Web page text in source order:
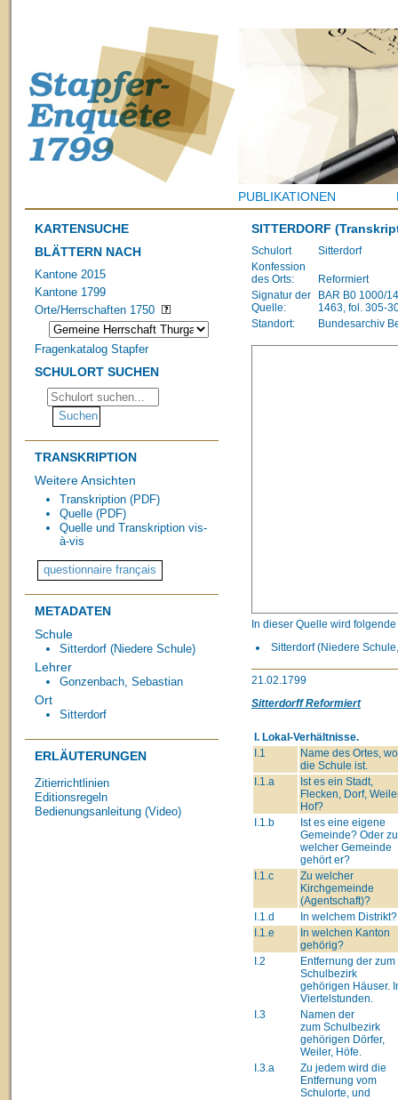
PUBLIKATIONEN
KARTENSUCHE
BLÄTTERN NACH
Kantone 2015
Kantone 1799
Orte/Herrschaften 1750
Fragenkatalog Stapfer
SCHULORT SUCHEN
TRANSKRIPTION
Weitere Ansichten
Transkription (PDF)
Quelle (PDF)
Quelle und Transkription vis-
à-vis
METADATEN
Schule
Sitterdorf (Niedere Schule)
Lehrer
Gonzenbach, Sebastian
Ort
Sitterdorf
ERLÄUTERUNGEN
Zitierrichtlinien
Editionsregeln
Bedienungsanleitung (Video)
SITTERDORF
Schulort
Sitterdorf
Konfession
des Orts:
Reformiert
Signatur der
Quelle:
BAR B0 1000/
1463, fol. 305-
Standort:
Bundesarchiv
In dieser Quelle wird
Sitterdorf (Niedere
21.02.1799
Sitterdorff Reformiert
I. Lokal-Verhältnisse.
I.1
Name des Ortes, wo
die Schule ist.
I.1.a
Ist es ein Stadt,
Flecken, Dorf,
Hof?
I.1.b
Ist es eine eigene
Gemeinde? Oder zu
welcher Gemeinde
gehört er?
I.1.c
Zu welcher
Kirchgemeinde
(Agentschaft)?
I.1.d
In welchem Distrikt?
I.1.e
In welchen Kanton
gehörig?
I.2
Entfernung der zum
Schulbezirk
gehörigen Häuser.
Viertelstunden.
I.3
Namen der
zum Schulbezirk
gehörigen Dörfer,
Weiler, Höfe.
I.3.a
Zu jedem wird die
Entfernung vom
Schulorte, und